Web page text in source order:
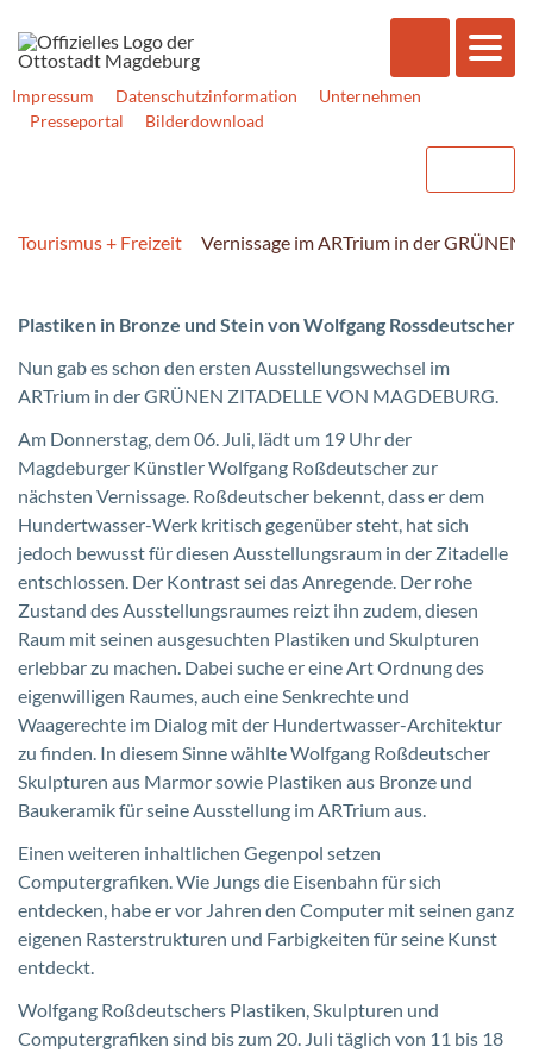
Impressum Datenschutzinformation
Unternehmen
Presseportal
Bilderdownload
Tourismus + Freizeit Vernissage im ARTrium in der
Plastiken in Bronze und Stein von Wolfgang Rossdeutscher
Nun gab es schon den ersten Ausstellungswechsel im
ARTrium in der GRÜNEN ZITADELLE VON MAGDEBURG.
Am Donnerstag, dem 06. Juli, lädt um 19 Uhr der
Magdeburger Künstler Wolfgang Roßdeutscher zur
nächsten Vernissage. Roßdeutscher bekennt, dass er dem
Hundertwasser-Werk kritisch gegenüber steht, hat sich
jedoch bewusst für diesen Ausstellungsraum in der Zitadelle
entschlossen. Der Kontrast sei das Anregende. Der rohe
Zustand des Ausstellungsraumes reizt ihn zudem, diesen
Raum mit seinen ausgesuchten Plastiken und Skulpturen
erlebbar zu machen. Dabei suche er eine Art Ordnung des
eigenwilligen Raumes, auch eine Senkrechte und
Waagerechte im Dialog mit der Hundertwasser-Architektur
zu finden. In diesem Sinne wählte Wolfgang Roßdeutscher
Skulpturen aus Marmor sowie Plastiken aus Bronze und
Baukeramik für seine Ausstellung im ARTrium aus.
Einen weiteren inhaltlichen Gegenpol setzen
Computergrafiken. Wie Jungs die Eisenbahn für sich
entdecken, habe er vor Jahren den Computer mit seinen ganz
eigenen Rasterstrukturen und Farbigkeiten für seine Kunst
entdeckt.
Wolfgang Roßdeutschers Plastiken, Skulpturen und
Computergrafiken sind bis zum 20. Juli täglich von 11 bis 18